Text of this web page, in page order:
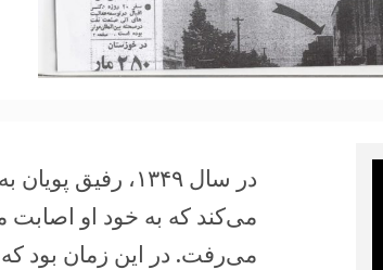
در سال ۱۳۴۹،
می‌کند که به خود او
می‌رفت. در این زمان بود که